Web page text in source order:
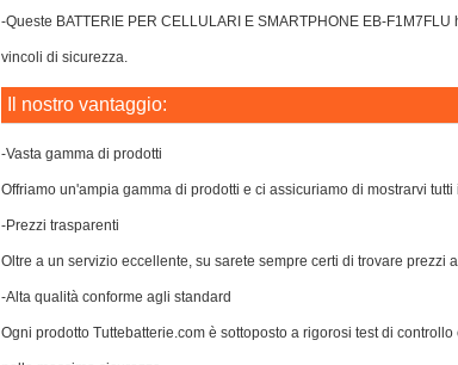
-Queste BATTERIE PER CELLULARI E SMARTPHONE EB-
vincoli di sicurezza.
Il nostro vantaggio:
-Vasta gamma di prodotti
Offriamo un'ampia gamma di prodotti e ci assicuriamo di mostrarvi
-Prezzi trasparenti
Oltre a un servizio eccellente, su sarete sempre certi di trovare
-Alta qualità conforme agli standard
Ogni prodotto Tuttebatterie.com è sottoposto a rigorosi test di